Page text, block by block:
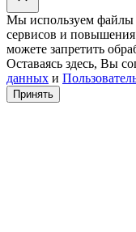
Мы используем файлы
сервисов и
можете запретить
Оставаясь здесь, Вы
данных и
Принять